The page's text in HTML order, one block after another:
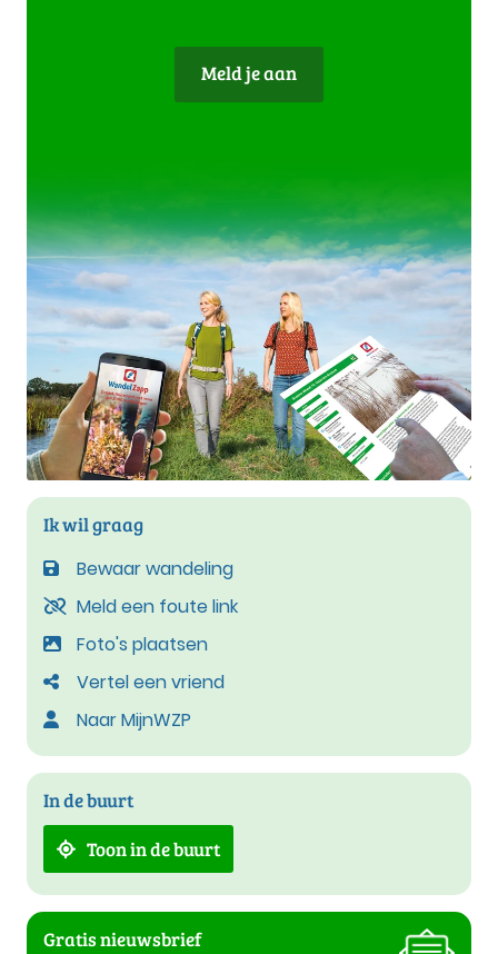
Meld je aan
Ik wil graag
Bewaar wandeling
Meld een foute link
Foto's plaatsen
Vertel een vriend
Naar MijnWZP
In de buurt
Toon in de buurt
Gratis nieuwsbrief